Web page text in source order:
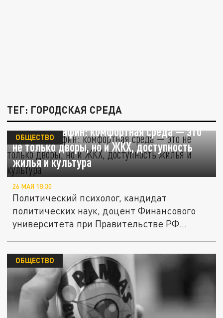
ТЕГ: ГОРОДСКАЯ СРЕДА
Психолог Вафин: комфортная среда — это
не только дворы, но и ЖКХ, доступность
жилья и культура
ОБЩЕСТВО
26 МАЯ 18:30
Политический психолог, кандидат
политических наук, доцент Финансового
университета при Правительстве РФ
ОБЩЕСТВО